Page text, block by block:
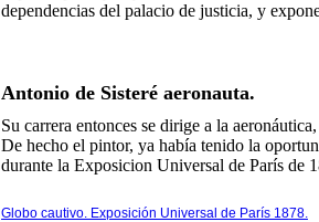
dependencias del palacio de justicia, y
Antonio de Sisteré aeronauta.
Su carrera entonces se dirige a la
De hecho el pintor, ya había tenido la
durante la Exposicion Universal de París de
Globo cautivo. Exposición Universal de París 1878.